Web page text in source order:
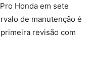
Honda em sete
de manutenção é
revisão com